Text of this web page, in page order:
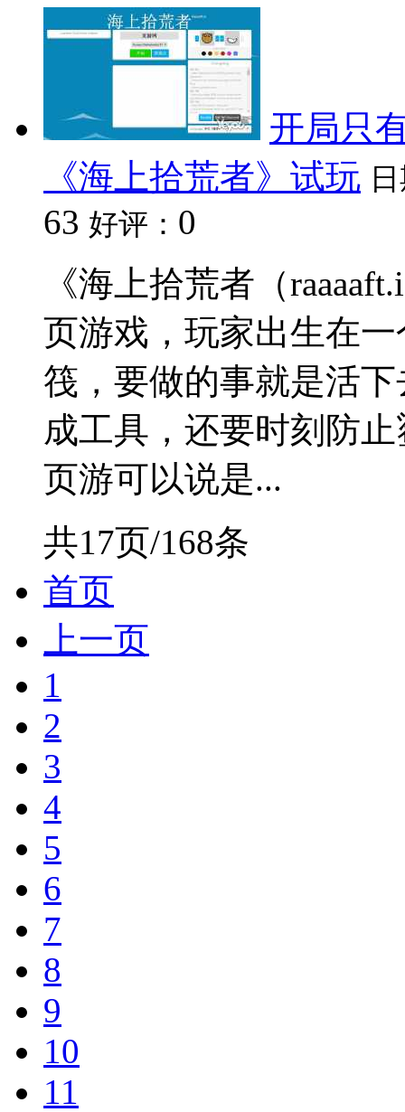
开局只
《海上拾荒者》试玩
63 好评： 0
《海上拾荒者（
页游戏，玩家出生在
筏，要做的事就是活
成工具，还要时刻防
页游可以说是...
共17页/168条
首页
上一页
1
2
3
4
5
6
7
8
9
10
11